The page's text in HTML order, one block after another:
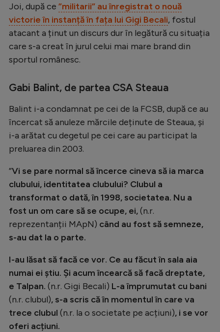
Stranieri
Clasamente
Tenis
Natație
Formula 1
Auto
Rugby
Ciclism
Alte sporturi
JO 2026
Joi, după ce ”militarii” au înregistrat o nouă
victorie în instanță în fața lui Gigi Becali, fostul
atacant a ținut un discurs dur în legătură cu situația
care s-a creat în jurul celui mai mare brand din
sportul românesc.
Gabi Balint, de partea CSA Steaua
Balint i-a condamnat pe cei de la FCSB, după ce au
încercat să anuleze mărcile deținute de Steaua, și
i-a arătat cu degetul pe cei care au participat la
preluarea din 2003.
”Vi se pare normal să încerce cineva să ia marca
clubului, identitatea clubului? Clubul a
transformat o dată, în 1998, societatea. Nu a
fost un om care să se ocupe, ei,(n.r.
reprezentanții MApN) când au fost să semneze,
s-au dat la o parte.
I-au lăsat să facă ce vor. Ce au făcut în sala aia
numai ei știu. Și acum încearcă să facă dreptate,
e Talpan. (n.r. Gigi Becali) L-a împrumutat cu bani
(n.r. clubul), s-a scris că în momentul în care va
trece clubul (n.r. la o societate pe acțiuni), i se vor
oferi acțiuni.